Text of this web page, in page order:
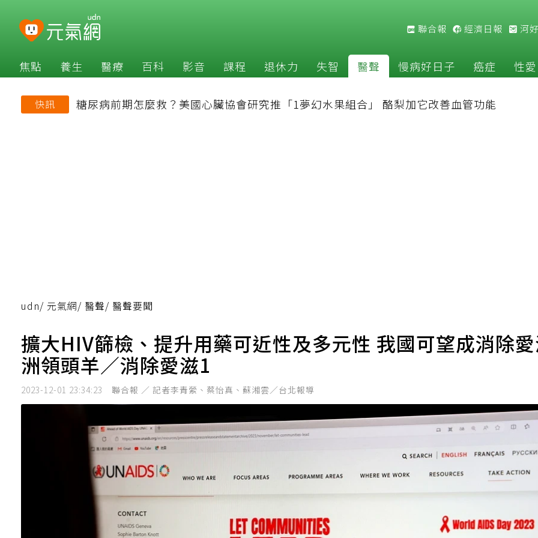
聯合報 經濟日報 河
焦點 養生 醫療 百科 影音 課程 退休力 失智 醫聲 慢病好日子 癌症 性愛
快訊 糖尿病前期怎麼救？美國心臟協會研究推「1夢幻水果組合」 酪梨加它改善血管功能
udn/ 元氣網/ 醫聲/ 醫聲要聞
擴大HIV篩檢、提升用藥可近性及多元性 我國可望成消除
洲領頭羊／消除愛滋1
2023-12-01 23:34:23 聯合報 ／ 記者李青縈、蔡怡真、蘇湘雲／台北報導